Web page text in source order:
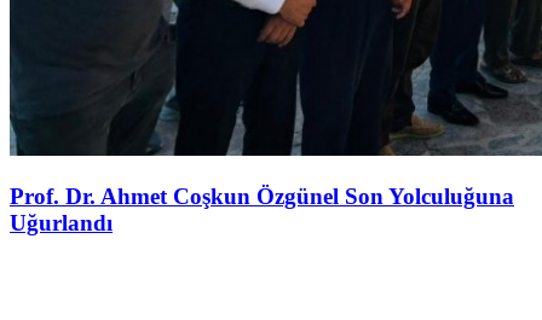
Prof. Dr. Ahmet Coşkun Özgünel Son Yolculuğuna
Uğurlandı